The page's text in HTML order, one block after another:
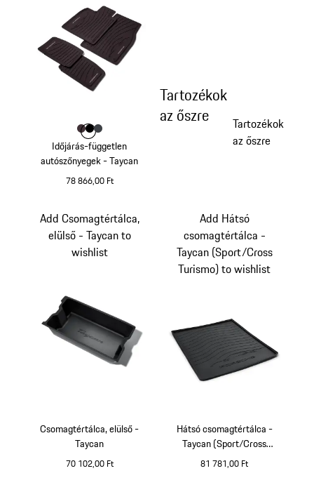
Időjárás-független
autószőnyegek - Taycan
78 866,00 Ft
Szín
Színföldi szeder
SzínSzín
Tartozékok
az őszre
Tartozékok
az őszre
Csomagtértálca, elülső -
Taycan
70 102,00 Ft
Add Csomagtértálca,
elülső - Taycan to
wishlist
Hátsó csomagtértálca -
Taycan (Sport/Cross
Turismo)
81 781,00 Ft
Add Hátsó
csomagtértálca -
Taycan (Sport/Cross
Turismo) to wishlist